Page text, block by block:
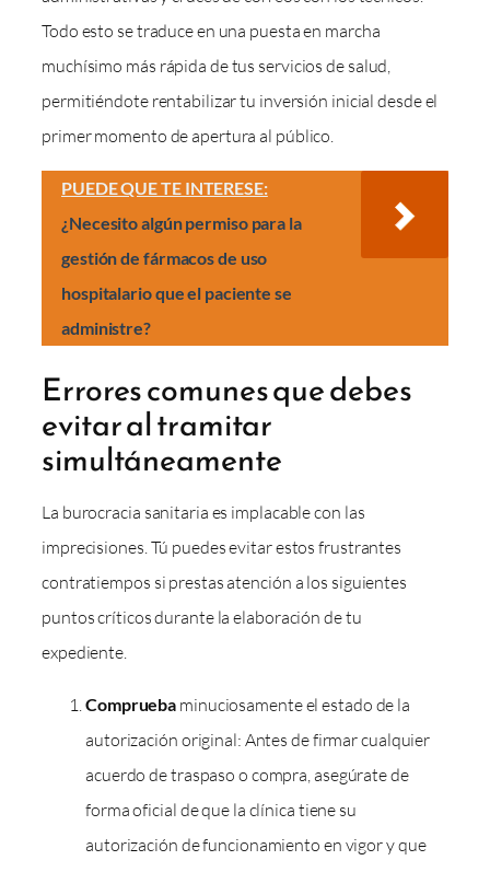
Todo esto se traduce en una puesta en marcha
muchísimo más rápida de tus servicios de salud,
permitiéndote rentabilizar tu inversión inicial desde el
primer momento de apertura al público.
PUEDE QUE TE INTERESE:
¿Necesito algún permiso para la
gestión de fármacos de uso
hospitalario que el paciente se
administre?
Errores comunes que debes
evitar al tramitar
simultáneamente
La burocracia sanitaria es implacable con las
imprecisiones. Tú puedes evitar estos frustrantes
contratiempos si prestas atención a los siguientes
puntos críticos durante la elaboración de tu
expediente.
Comprueba minuciosamente el estado de la
autorización original: Antes de firmar cualquier
acuerdo de traspaso o compra, asegúrate de
forma oficial de que la clínica tiene su
autorización de funcionamiento en vigor y que